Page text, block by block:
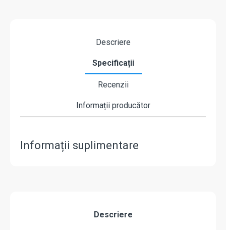
Descriere
Specificații
Recenzii
Informații producător
Informații suplimentare
Descriere